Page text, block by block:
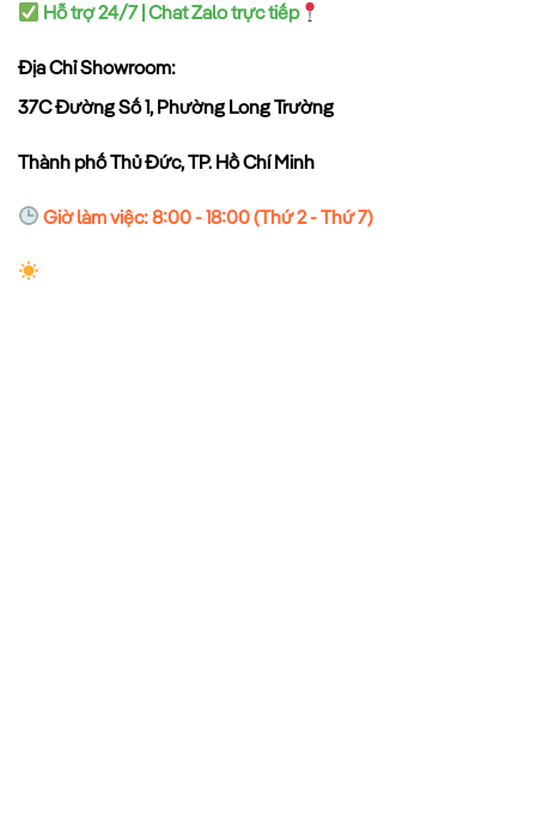
Hỗ trợ 24/7 | Chat Zalo trực tiếp
Địa Chỉ Showroom:
37C Đường Số 1, Phường Long Trường
Thành phố Thủ Đức, TP. Hồ Chí Minh
Giờ làm việc: 8:00 - 18:00 (Thứ 2 - Thứ 7)